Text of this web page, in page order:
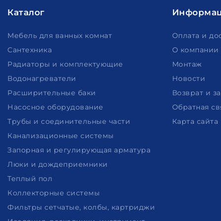
Каталог
Мебель для ванных комнат
Сантехника
Радиаторы и комплектующие
Водонагреватели
Расширительные баки
Насосное оборудование
Трубы и соединительные части
Канализационные системы
Запорная и регулирующая арматура
Люки и дождеприемники
Теплый пол
Коллекторные системы
Фильтры сетчатые, колбы, картриджи
Оплата и
О компании
Монтаж
Новости
Возврат и
Обратная
Карта сайта